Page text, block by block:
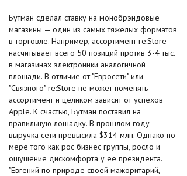
Бутман сделал ставку на монобрэндовые
магазины — один из самых тяжелых форматов
в торговле. Например, ассортимент re:Store
насчитывает всего 50 позиций против 3-4 тыс.
в магазинах электроники аналогичной
площади. В отличие от "Евросети" или
"Связного" re:Store не может поменять
ассортимент и целиком зависит от успехов
Apple. К счастью, Бутман поставил на
правильную лошадку. В прошлом году
выручка сети превысила $314 млн. Однако по
мере того как рос бизнес группы, росло и
ощущение дискомфорта у ее президента.
"Евгений по природе своей мажоритарий,—